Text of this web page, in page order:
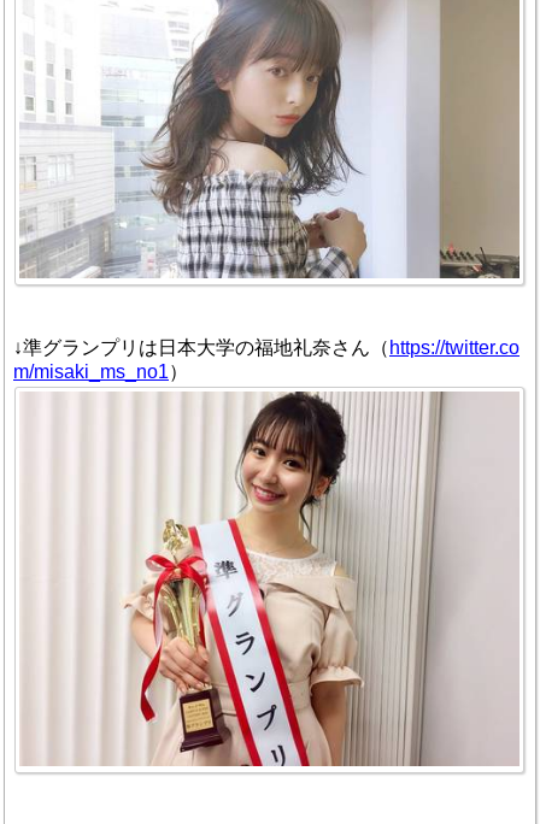
↓準グランプリは日本大学の福地礼奈さん（ https://twitter.co
m/misaki_ms_no1）